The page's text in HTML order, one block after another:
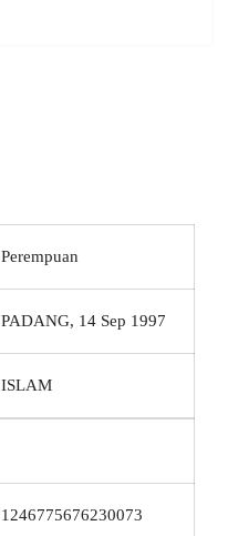
Perempuan
PADANG, 14 Sep 1997
ISLAM
1246775676230073